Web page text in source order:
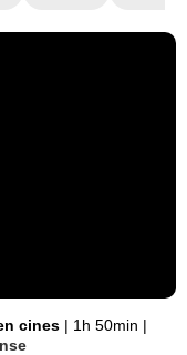
cines | 1h 50min |